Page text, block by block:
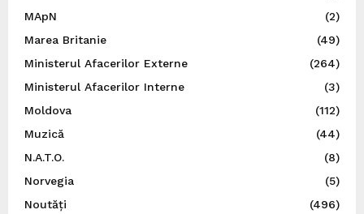
MApN
(2)
Marea Britanie
(49)
Ministerul Afacerilor Externe
(264)
Ministerul Afacerilor Interne
(3)
Moldova
(112)
Muzică
(44)
N.A.T.O.
(8)
Norvegia
(5)
Noutăți
(496)